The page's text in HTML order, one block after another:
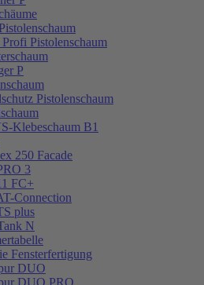
Pistolenschaum
P
Pistolenschaum
Klebeschaum B1
250 Facade
3
FC+
Connection
plus
N
Fensterfertigung
DUO
DUO PRO